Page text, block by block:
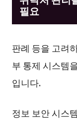
필요
판례 등을 고려
부 통제 시스템
입니다.
정보 보안 시스